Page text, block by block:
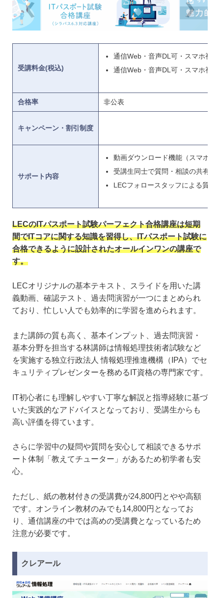
受講料金(税込)
通信Web・音声DL可・スマホ視
通信Web・音声DL可・スマホ視
合格率 非公表
キャンペーン・割引制度
サポート内容
動画ダウンロード機能（スマホの
受講生同士で質問・相談の共有が
LECフォロースタッフによる質問
LECのITパスポート試験パーフェクト合格講座は短期
間でITコアに関する知識を習得し、ITパスポート試験に
合格できるように設計されたオールインワンの講座で
す。
LECオリジナルの基本テキスト、スライドを用いた講
義動画、確認テスト、過去問演習が一つにまとめられ
ており、忙しい人でも効率的に学習を進められます。
また講師の質も高く、基本インプット、過去問演習・
基本分野を担当する林講師は情報処理技術者試験など
を実施する独立行政法人 情報処理推進機構（IPA）でセ
キュリティプレゼンターを務めるIT資格の専門家です。
IT初心者にも理解しやすい丁寧な解説と指導経験に基づ
いた実践的なアドバイスとなっており、受講生からも
高い評価を得ています。
さらに学習中の疑問や質問を安心して相談できるサポ
ート体制「教えてチューター」があるため初学者も安
心。
ただし、紙の教材付きの受講費が24,800円とやや高額
です。オンライン教材のみでも14,800円となってお
り、通信講座の中では高めの受講費となっているため
注意が必要です。
クレアール